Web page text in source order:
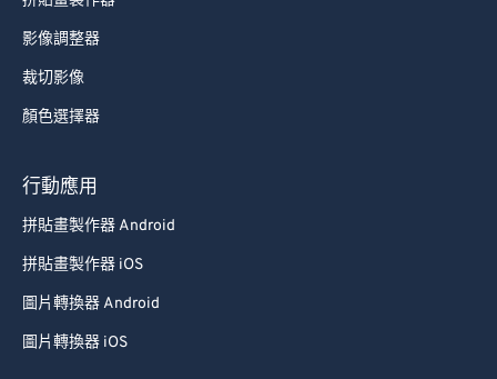
影像調整器
裁切影像
顏色選擇器
行動應用
拼貼畫製作器 Android
拼貼畫製作器 iOS
圖片轉換器 Android
圖片轉換器 iOS